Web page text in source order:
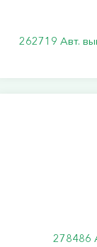
262719 Авт.
278486